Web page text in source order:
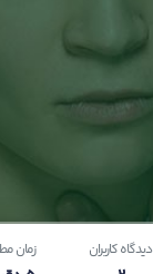
دیدگاه کاربران زمان